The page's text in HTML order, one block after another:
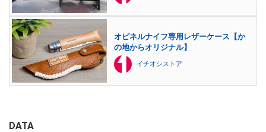
オピネルナイフ専用レザーケース【か
の地からオリジナル】
イチオシストア
DATA